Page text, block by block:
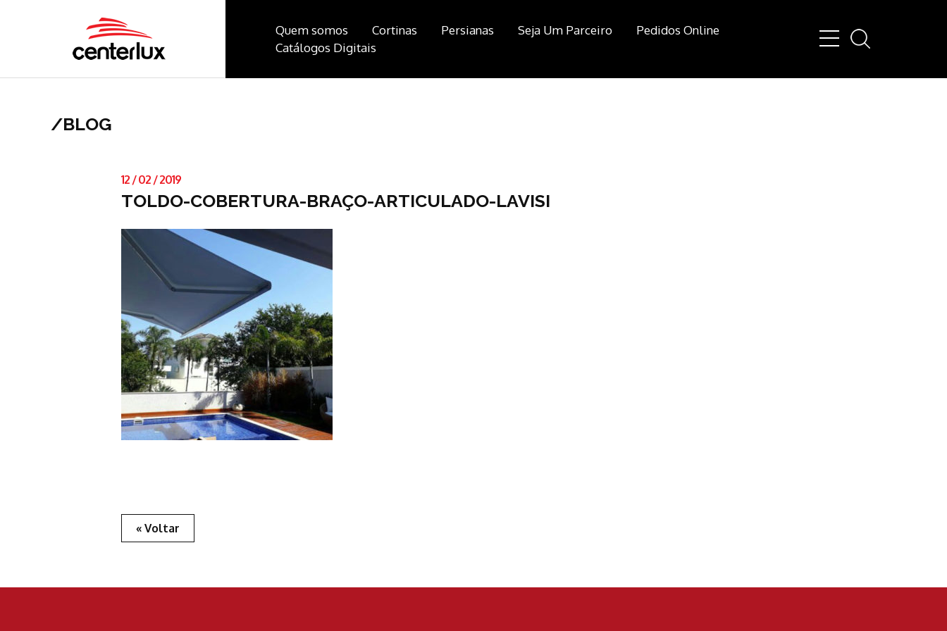
Quem somos Cortinas Persianas Seja Um Parceiro
Pedidos Online
Catálogos Digitais
/BLOG
12 /02 /2019
TOLDO-COBERTURA-BRAÇO-ARTICULADO-LAVISI
« Voltar